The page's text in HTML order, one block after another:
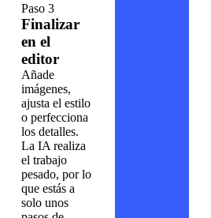
Paso 3
Finalizar
en el
editor
Añade
imágenes,
ajusta el estilo
o perfecciona
los detalles.
La IA realiza
el trabajo
pesado, por lo
que estás a
solo unos